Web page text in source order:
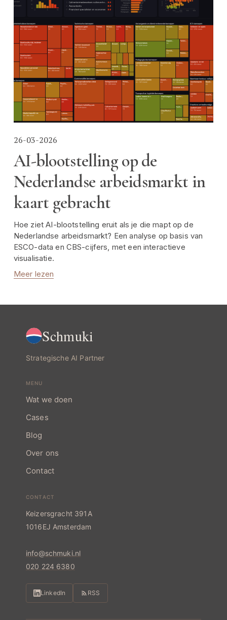
26-03-2026
AI-blootstelling op de
Nederlandse arbeidsmarkt in
kaart gebracht
Hoe ziet AI-blootstelling eruit als je die mapt op de
Nederlandse arbeidsmarkt? Een analyse op basis van
ESCO-data en CBS-cijfers, met een interactieve
visualisatie.
Meer lezen
Schmuki
Strategische AI Partner
MENU
Wat we doen
Cases
Blog
Over ons
Contact
CONTACT
Keizersgracht 391A
1016EJ Amsterdam
info@schmuki.nl
020 224 6380
LinkedIn RSS